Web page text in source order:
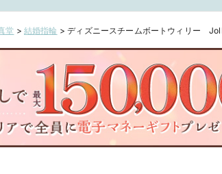
堂 > 結婚指輪 >ディズニースチームボートウィリー